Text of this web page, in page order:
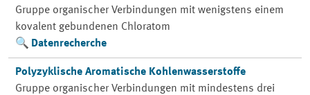
Gruppe organischer Verbindungen mit wenigstens einem
kovalent gebundenen Chloratom
Datenrecherche
Polyzyklische Aromatische Kohlenwasserstoffe
Gruppe organischer Verbindungen mit mindestens drei